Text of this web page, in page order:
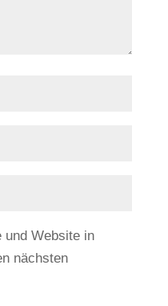
und Website in
nächsten